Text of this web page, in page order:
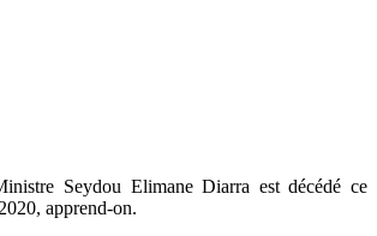
Seydou Elimane Diarra est décédé ce
apprend-on.